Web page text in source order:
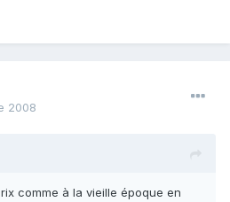
2008
comme à la vieille époque en